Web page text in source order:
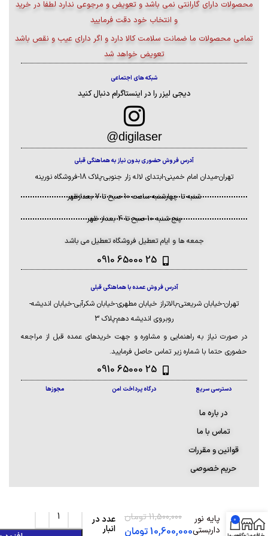
جنس پین‌ها: مس با روکش
دارای قفل ایمنی اتصال
مناسب برای کابل‌های
نصب آسان و کیفیت بالا
(جک ۶.۳ میلی‌متری)
دارای 1 خروجی هدفون TRS
دارای 2 خروجی TRS ضبط
دارای 1 خروجی USB
دارای افکت های داخلی
اکولایزر پارامتریک
دارای ترمینال فنری حرفه ای
عملکرد بی صدا
بدنه مستحکم با رنگ
الکترواستاتیک ضد خش
حمل و نقل آسان
وزن حدود 15 کیلوگرم
ابعاد : 18*30*50
دارای نمایشگر LED سطح
محصولات دارای گارانتی نمی باشد و تعویض و مرجوعی ندارد لطفا در خرید
و انتخاب خود دقت فرمایید
تمامی محصولات ما ضمانت سلامت کالا دارد و اگر دارای عیب و نقص باشد
تعویض خواهد شد
شبکه های اجتماعی
دیجی لیزر را در اینستاگرام دنبال کنید
digilaser@
آدرس فروش حضوری بدون نیاز به هماهنگی قبلی
تهران-میدان امام خمینی-ابتدای لاله زار جنوبی-پلاک 18-فروشگاه نورینه
شنبه تا چهارشنبه ساعت 10 صبح تا 7 بعدازظهر
پنج شنبه 10 صبح تا 4 بعداز ظهر
جمعه ها و ایام تعطیل فروشگاه تعطیل می باشد
25 65000 0910
آدرس فروش عمده با هماهنگی قبلی
تهران-خیابان شریعتی-بالاتراز خیابان مطهری-خیابان شکرآبی-خیابان اندیشه-
روبروی اندیشه دهم-پلاک 3
در صورت نیاز به راهنمایی و مشاوره و جهت خریدهای عمده قبل از مراجعه
حضوری حتما با شماره زیر تماس حاصل فرمایید.
25 65000 0910
دسترسی سریع
در باره ما
تماس با ما
قوانین و مقررات
حریم خصوصی
درگاه پرداخت امن مجوزها
پایه نور
داربستی
11,500,000تومان
10,600,000تومان
عدد در
انبار
0